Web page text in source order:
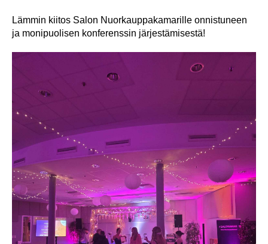
Lämmin kiitos Salon Nuorkauppakamarille onnistuneen
ja monipuolisen konferenssin järjestämisestä!